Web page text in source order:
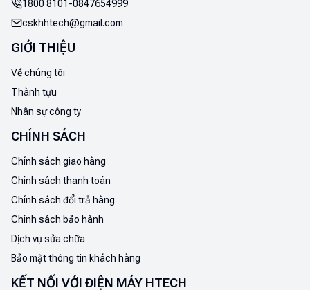
1800 8101 -0847654999
cskhhtech@gmail.com
GIỚI THIỆU
Về chúng tôi
Thành tựu
Nhân sự công ty
CHÍNH SÁCH
Chính sách giao hàng
Chính sách thanh toán
Chính sách đổi trả hàng
Chính sách bảo hành
Dịch vụ sửa chữa
Bảo mật thông tin khách hàng
KẾT NỐI VỚI ĐIỆN MÁY HTECH